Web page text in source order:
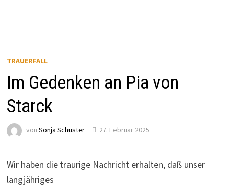
TRAUERFALL
Im Gedenken an Pia von
Starck
von Sonja Schuster 27. Februar 2025
Wir haben die traurige Nachricht erhalten, daß unser
langjähriges